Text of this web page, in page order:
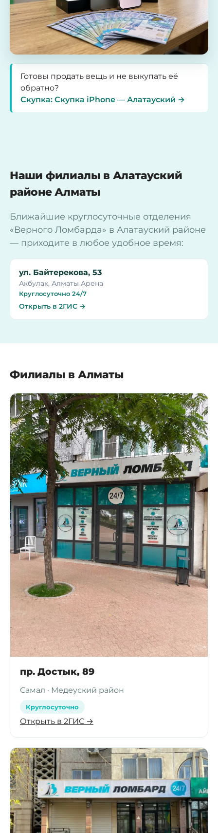
Готовы продать вещь и не выкупать её
обратно?
Скупка: Скупка iPhone — Алатауский →
Наши филиалы в Алатауский
районе Алматы
Ближайшие круглосуточные отделения
«Верного Ломбарда» в Алатауский районе
— приходите в любое удобное время:
ул. Байтерекова, 53
Акбулак, Алматы Арена
Круглосуточно 24/7
Открыть в 2ГИС →
Филиалы в Алматы
пр. Достык, 89
Самал · Медеуский район
Круглосуточно
Открыть в 2ГИС →